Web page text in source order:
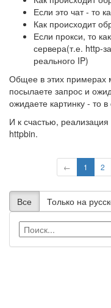
Если это чат - то
Как происходит
Если прокси, то
сервера(т.е. http-
реального IP)
Общее в этих примерах
посылаете запрос и
ожидаете картинку - то
И к счастью,
httpbin.
← 1 2
Все Только на